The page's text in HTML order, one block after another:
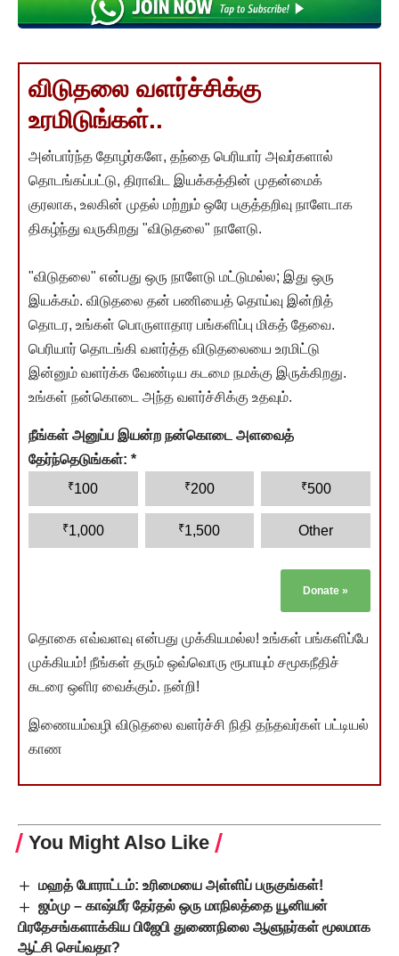
விடுதலை வளர்ச்சிக்கு
உரமிடுங்கள்..
அன்பார்ந்த தோழர்களே, தந்தை பெரியார் அவர்களால்
தொடங்கப்பட்டு, திராவிட இயக்கத்தின் முதன்மைக்
குரலாக, உலகின் முதல் மற்றும் ஒரே பகுத்தறிவு நாளேடாக
திகழ்ந்து வருகிறது "விடுதலை" நாளேடு.
"விடுதலை" என்பது ஒரு நாளேடு மட்டுமல்ல; இது ஒரு
இயக்கம். விடுதலை தன் பணியைத் தொய்வு இன்றித்
தொடர, உங்கள் பொருளாதார பங்களிப்பு மிகத் தேவை.
பெரியார் தொடங்கி வளர்த்த விடுதலையை உரமிட்டு
இன்னும் வளர்க்க வேண்டிய கடமை நமக்கு இருக்கிறது.
உங்கள் நன்கொடை அந்த வளர்ச்சிக்கு உதவும்.
நீங்கள் அனுப்ப இயன்ற நன்கொடை அளவைத்
தேர்ந்தெடுங்கள்: *
₹100 ₹200 ₹500
₹1,000 ₹1,500 Other
Donate »
தொகை எவ்வளவு என்பது முக்கியமல்ல! உங்கள் பங்களிப்பே
முக்கியம்! நீங்கள் தரும் ஒவ்வொரு ரூபாயும் சமூகநீதிச்
சுடரை ஒளிர வைக்கும். நன்றி!
இணையம்வழி விடுதலை வளர்ச்சி நிதி தந்தவர்கள் பட்டியல்
காண
You Might Also Like
மஹத் போராட்டம்: உரிமையை அள்ளிப் பருகுங்கள்!
ஜம்மு – காஷ்மீர் தேர்தல் ஒரு மாநிலத்தை யூனியன்
பிரதேசங்களாக்கிய பிஜேபி துணைநிலை ஆளுநர்கள் மூலமாக
ஆட்சி செய்வதா?